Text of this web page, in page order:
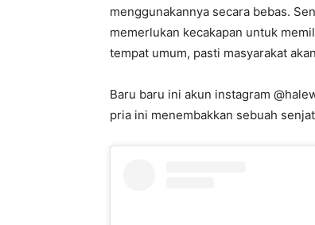
menggunakannya secara bebas.
memerlukan kecakapan untuk
tempat umum, pasti masyarakat
Baru baru ini akun instagram
pria ini menembakkan sebuah